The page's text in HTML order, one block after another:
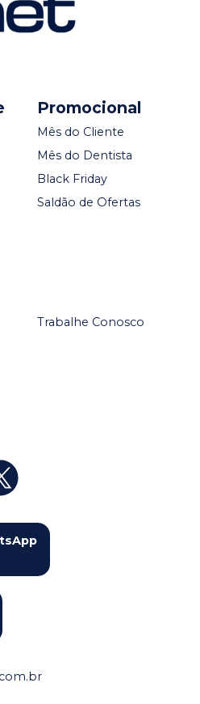
Promocional
Mês do Cliente
Mês do Dentista
Black Friday
Saldão de Ofertas
Trabalhe Conosco